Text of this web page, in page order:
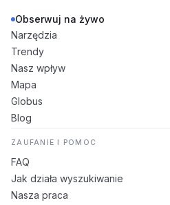
Obserwuj na żywo
Narzędzia
Trendy
Nasz wpływ
Mapa
Globus
Blog
ZAUFANIE I POMOC
FAQ
Jak działa wyszukiwanie
Nasza praca